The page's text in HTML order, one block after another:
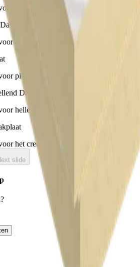
hellende daken (binnenzijde)
hellende daken (binnenzijde)
platte en licht hellende daken
Dakplaat
hellende daken (buitenzijde)
het creëren van afschot
slide